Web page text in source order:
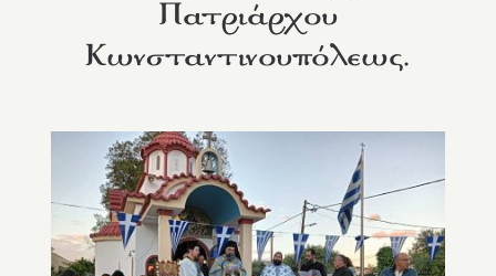
Πατριάρχου
Κωνσταντινουπόλεως.